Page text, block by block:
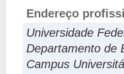
Endereço
Universidade
Departamento de
Campus